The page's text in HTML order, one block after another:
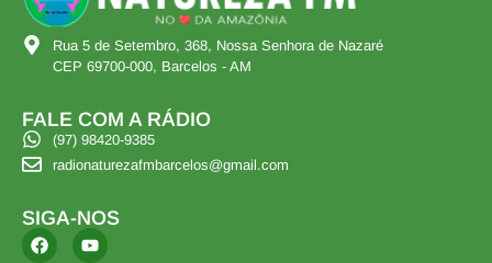
Rua 5 de Setembro, 368, Nossa Senhora de Nazaré
CEP 69700-000, Barcelos - AM
FALE COM A RÁDIO
(97) 98420-9385
radionaturezafmbarcelos@gmail.com
SIGA-NOS